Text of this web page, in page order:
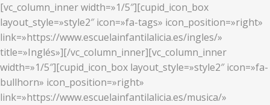
[vc_column_inner width=»1/5″][cupid_icon_box
layout_style=»style2″ icon=»fa-tags» icon_position=»right»
link=»https://www.escuelainfantilalicia.es/ingles/»
title=»Inglés»][/vc_column_inner][vc_column_inner
width=»1/5″][cupid_icon_box layout_style=»style2″ icon=»fa-
bullhorn» icon_position=»right»
link=»https://www.escuelainfantilalicia.es/musica/»